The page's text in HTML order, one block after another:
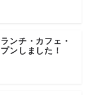
ンチ・カフェ・
ンしました！